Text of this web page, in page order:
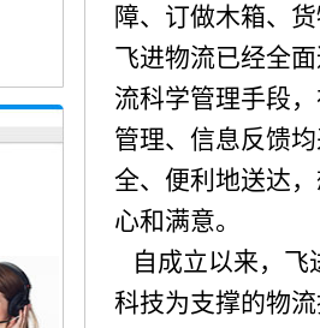
障、订做木箱、
飞进物流已经全
流科学管理手段
管理、信息反馈
全、便利地送达
心和满意。
自成立以来，
科技为支撑的物